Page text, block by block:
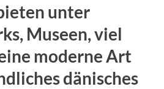
unter
Museen, viel
moderne Art
dänisches